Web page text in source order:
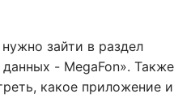
зайти в раздел
- MegaFon». Также
какое приложение и